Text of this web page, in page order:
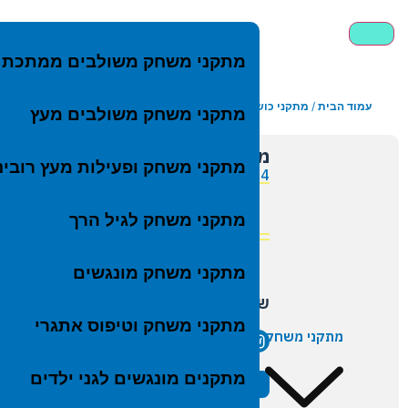
מתקני משחק
מתקני משחק משולבים ממתכת
מתקני משחק משולבים מעץ
מתקני משחק ופעילות מעץ
מתקני משחק לגיל הרך
מתקני משחק מונגשים
מתקני משחק וטיפוס אתגרי
מתקנים מונגשים לגני ילדים
עמוד הבית / מתקני כושר וספורט לבתי ספר / מתקן מתח ממתכת מק"ט SP-10734
מתקן מתח ממתכת מק"ט SP-10734
SP-10734
שיתוף
הוסף להצעה
לקבלת